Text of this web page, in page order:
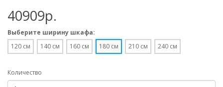
40909p.
Выберите ширину шкафа:
120 см
140 см 160 см 180 см 210 см 240 см
Количество